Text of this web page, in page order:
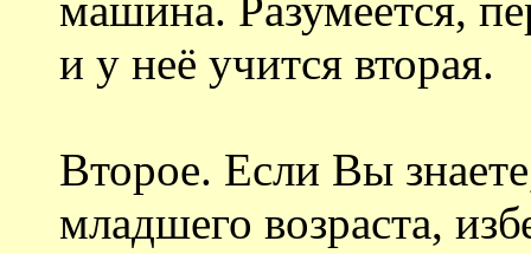
и у неё учится вторая.
Второе. Если Вы
младшего возраста,